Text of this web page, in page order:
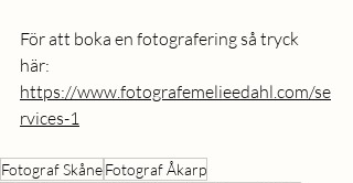
För att boka en fotografering så tryck
här:
https://www.fotografemelieedahl.com/se
rvices-1
Fotograf SkåneFotograf Åkarp